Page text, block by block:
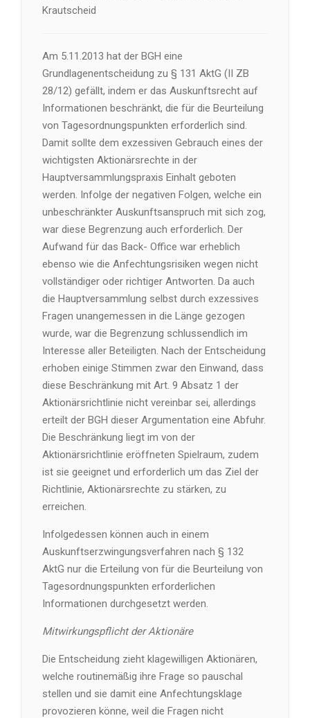
Krautscheid
Am 5.11.2013 hat der BGH eine
Grundlagenentscheidung zu § 131 AktG (II ZB
28/12) gefällt, indem er das Auskunftsrecht auf
Informationen beschränkt, die für die Beurteilung
von Tagesordnungspunkten erforderlich sind.
Damit sollte dem exzessiven Gebrauch eines der
wichtigsten Aktionärsrechte in der
Hauptversammlungspraxis Einhalt geboten
werden. Infolge der negativen Folgen, welche ein
unbeschränkter Auskunftsanspruch mit sich zog,
war diese Begrenzung auch erforderlich. Der
Aufwand für das Back- Office war erheblich
ebenso wie die Anfechtungsrisiken wegen nicht
vollständiger oder richtiger Antworten. Da auch
die Hauptversammlung selbst durch exzessives
Fragen unangemessen in die Länge gezogen
wurde, war die Begrenzung schlussendlich im
Interesse aller Beteiligten. Nach der Entscheidung
erhoben einige Stimmen zwar den Einwand, dass
diese Beschränkung mit Art. 9 Absatz 1 der
Aktionärsrichtlinie nicht vereinbar sei, allerdings
erteilt der BGH dieser Argumentation eine Abfuhr.
Die Beschränkung liegt im von der
Aktionärsrichtlinie eröffneten Spielraum, zudem
ist sie geeignet und erforderlich um das Ziel der
Richtlinie, Aktionärsrechte zu stärken, zu
erreichen.
Infolgedessen können auch in einem
Auskunftserzwingungsverfahren nach § 132
AktG nur die Erteilung von für die Beurteilung von
Tagesordnungspunkten erforderlichen
Informationen durchgesetzt werden.
Mitwirkungspflicht der Aktionäre
Die Entscheidung zieht klagewilligen Aktionären,
welche routinemäßig ihre Frage so pauschal
stellen und sie damit eine Anfechtungsklage
provozieren könne, weil die Fragen nicht